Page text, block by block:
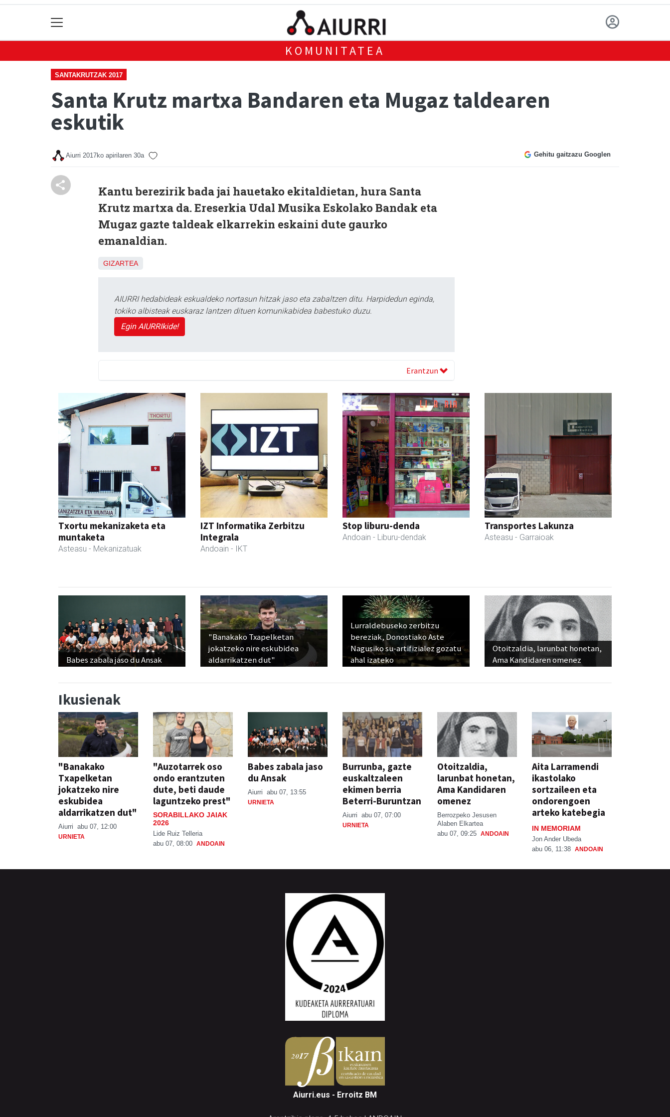
KOMUNITATEA
SANTAKRUTZAK 2017
Santa Krutz martxa Bandaren eta Mugaz taldearen
eskutik
Aiurri 2017ko apirilaren 30a Gehitu gaitzazu Googlen
Kantu berezirik bada jai hauetako ekitaldietan, hura Santa
Krutz martxa da. Ereserkia Udal Musika Eskolako Bandak eta
Mugaz gazte taldeak elkarrekin eskaini dute gaurko
emanaldian.
GIZARTEA
AIURRI hedabideak eskualdeko nortasun hitzak jaso eta zabaltzen ditu. Harpidedun eginda,
tokiko albisteak euskaraz lantzen dituen komunikabidea babestuko duzu.
Egin AIURRIkide!
Erantzun
Txortu mekanizaketa eta
muntaketa
Asteasu - Mekanizatuak
IZT Informatika Zerbitzu
Integrala
Andoain - IKT
Stop liburu-denda
Andoain - Liburu-dendak
Transportes Lakunza
Asteasu - Garraioak
Babes zabala jaso du Ansak
"Banakako Txapelketan
jokatzeko nire eskubidea
aldarrikatzen dut"
Lurraldebuseko zerbitzu
bereziak, Donostiako Aste
Nagusiko su-artifizialez gozatu
ahal izateko
Otoitzaldia, larunbat honetan,
Ama Kandidaren omenez
Ikusienak
"Banakako
Txapelketan
jokatzeko nire
eskubidea
aldarrikatzen dut"
Aiurri abu 07, 12:00
URNIETA
"Auzotarrek oso
ondo erantzuten
dute, beti daude
laguntzeko prest"
SORABILLAKO JAIAK
2026
Lide Ruiz Telleria
abu 07, 08:00 ANDOAIN
Babes zabala jaso
du Ansak
Aiurri abu 07, 13:55
URNIETA
Burrunba, gazte
euskaltzaleen
ekimen berria
Beterri-Buruntzan
Aiurri abu 07, 07:00
URNIETA
Otoitzaldia,
larunbat honetan,
Ama Kandidaren
omenez
Berrozpeko Jesusen
Alaben Elkartea
abu 07, 09:25 ANDOAIN
Aita Larramendi
ikastolako
sortzaileen eta
ondorengoen
arteko katebegia
IN MEMORIAM
Jon Ander Ubeda
abu 06, 11:38 ANDOAIN
Aiurri.eus - Erroitz BM